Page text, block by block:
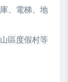
、電梯、地
區度假村等